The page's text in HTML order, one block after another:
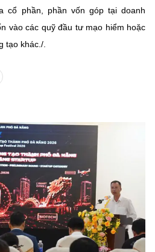
cổ phần, phần vốn góp tại doanh
vào các quỹ đầu tư mạo hiểm hoặc
tạo khác./.